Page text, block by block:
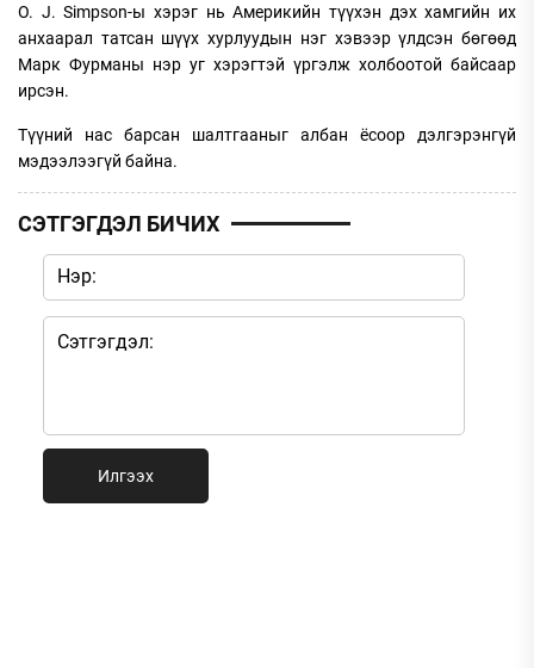
O. J. Simpson-ы хэрэг нь Америкийн түүхэн дэх хамгийн их
анхаарал татсан шүүх хурлуудын нэг хэвээр үлдсэн бөгөөд
Марк Фурманы нэр уг хэрэгтэй үргэлж холбоотой байсаар
ирсэн.
Түүний нас барсан шалтгааныг албан ёсоор дэлгэрэнгүй
мэдээлээгүй байна.
СЭТГЭГДЭЛ БИЧИХ
Илгээх